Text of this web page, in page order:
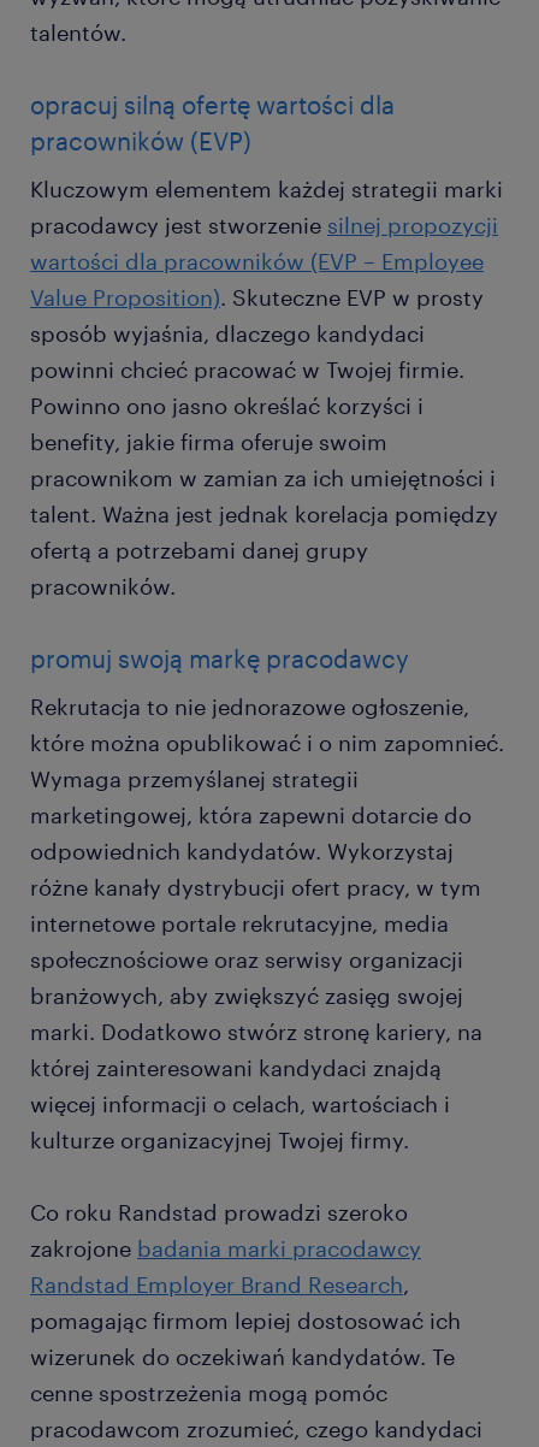
talentów.
opracuj silną ofertę wartości dla
pracowników (EVP)
Kluczowym elementem każdej strategii marki
pracodawcy jest stworzenie silnej propozycji
wartości dla pracowników (EVP – Employee
Value Proposition). Skuteczne EVP w prosty
sposób wyjaśnia, dlaczego kandydaci
powinni chcieć pracować w Twojej firmie.
Powinno ono jasno określać korzyści i
benefity, jakie firma oferuje swoim
pracownikom w zamian za ich umiejętności i
talent. Ważna jest jednak korelacja pomiędzy
ofertą a potrzebami danej grupy
pracowników.
promuj swoją markę pracodawcy
Rekrutacja to nie jednorazowe ogłoszenie,
które można opublikować i o nim zapomnieć.
Wymaga przemyślanej strategii
marketingowej, która zapewni dotarcie do
odpowiednich kandydatów. Wykorzystaj
różne kanały dystrybucji ofert pracy, w tym
internetowe portale rekrutacyjne, media
społecznościowe oraz serwisy organizacji
branżowych, aby zwiększyć zasięg swojej
marki. Dodatkowo stwórz stronę kariery, na
której zainteresowani kandydaci znajdą
więcej informacji o celach, wartościach i
kulturze organizacyjnej Twojej firmy.
Co roku Randstad prowadzi szeroko
zakrojone badania marki pracodawcy
Randstad Employer Brand Research,
pomagając firmom lepiej dostosować ich
wizerunek do oczekiwań kandydatów. Te
cenne spostrzeżenia mogą pomóc
pracodawcom zrozumieć, czego kandydaci